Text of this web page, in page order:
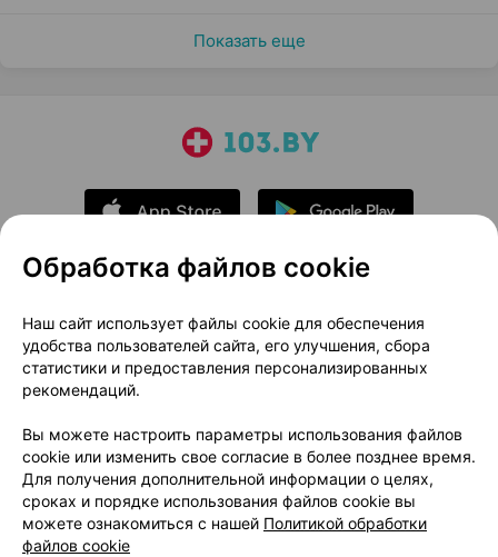
Показать еще
О проекте
Новости проекта
Размещение рекламы
Медицинский маркетинг
Публичный договор
Доставка
Способы оплаты
Вакансии
Партнеры
Написать руководителю 103.by
Написать в поддержку
Персональные настройки Cookie
Обработка файлов cookie
Наш сайт использует файлы cookie для обеспечения
удобства пользователей сайта, его улучшения, сбора
статистики и предоставления персонализированных
рекомендаций.
Вы можете настроить параметры использования файлов
cookie или изменить свое согласие в более позднее время.
Для получения дополнительной информации о целях,
сроках и порядке использования файлов cookie вы
можете ознакомиться с нашей Политикой обработки
файлов cookie